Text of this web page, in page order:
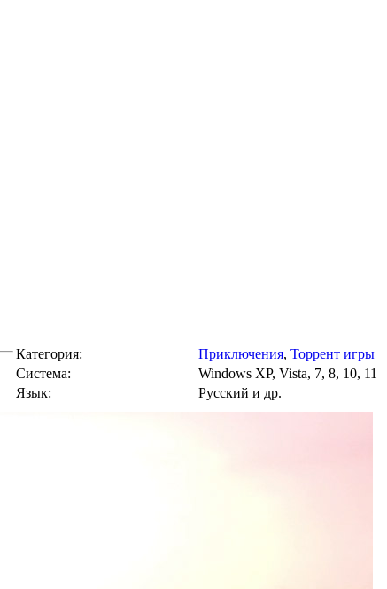
Категория: Приключения, Торрент игры
Cистема:
Windows XP, Vista, 7, 8, 10, 11
Язык:
Русский и др.